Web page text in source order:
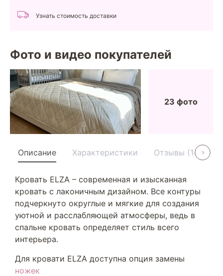
Узнать стоимость доставки
Фото и видео покупателей
23 фото
Описание Характеристики Отзывы (14)
Кровать ELZA – современная и изысканная
кровать с лаконичным дизайном. Все контуры
подчеркнуто округлые и мягкие для создания
уютной и расслабляющей атмосферы, ведь в
спальне кровать определяет стиль всего
интерьера.
Для кровати ELZA доступна опция замены
ножек